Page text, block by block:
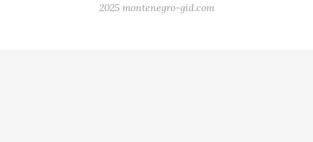
2025 montenegro-gid.com